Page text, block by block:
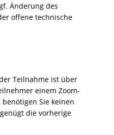
Änderung des
offene technische
Teilnahme ist über
einem Zoom-
Sie keinen
die vorherige